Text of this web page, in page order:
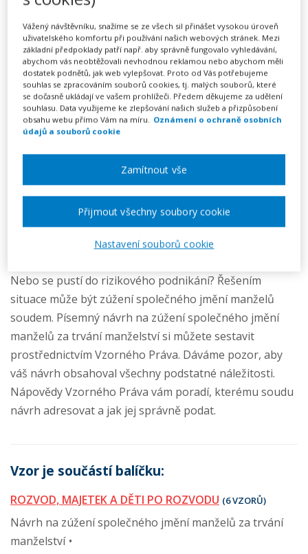
manželství
Předplatné na 7 dní
Možnost vytvořit až 5 dokumentů
Neomezené stahování vytvořených dokumentů
Momentálně nedostupné
Co je moje, to je tvoje! Takto zjednodušeně lze
charakterizovat společné jmění manželů. Toto
uspořádání však v některých případech může přinést
zkázu celé rodině. Co dělat, pokud jeden z manželů
propadne gamblerství či jiné závislosti a dělá dluhy,
Nebo se pustí do rizikového podnikání? Řešením
situace může být zúžení společného jmění manželů
soudem. Písemný návrh na zúžení společného jmění
manželů za trvání manželství si můžete sestavit
prostřednictvím Vzorného Práva. Dáváme pozor, aby
váš návrh obsahoval všechny podstatné náležitosti.
Nápovědy Vzorného Práva vám poradí, kterému soudu
návrh adresovat a jak jej správně podat.
Vzor je součástí balíčku:
ROZVOD, MAJETEK A DĚTI PO ROZVODU (6 VZORŮ)
Návrh na zúžení společného jmění manželů za trvání
manželství
Vážený návštěvníku, snažíme se ze všech sil přinášet vysokou úroveň
uživatelského komfortu při používání našich webových stránek. Mezi
základní předpoklady patří např. aby správně fungovalo vyhledávání,
abychom vás neobtěžovali nevhodnou reklamou nebo abychom měli
dostatek podnětů, jak web vylepšovat. Proto od Vás potřebujeme
souhlas se zpracováním souborů cookies, tj. malých souborů, které
se dočasně ukládají ve vašem prohlížeči. Předem děkujeme za udělení
souhlasu. Data využijeme ke zlepšování našich služeb a přizpůsobení
obsahu webu přímo Vám na míru. Oznámení o ochraně osobních
údajů a souborů cookie
Nastavení souborů cookie
Zamítnout vše
Přijmout všechny soubory cookie